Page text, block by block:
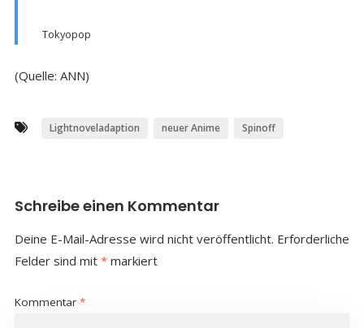
Tokyopop
(Quelle: ANN)
Lightnoveladaption neuer Anime Spinoff
Schreibe einen Kommentar
Deine E-Mail-Adresse wird nicht veröffentlicht. Erforderliche
Felder sind mit *markiert
Kommentar *